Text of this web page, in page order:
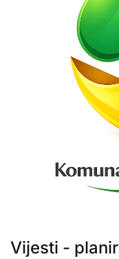
Vijesti -